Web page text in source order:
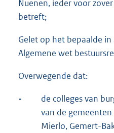
Nuenen, ieder voor
betreft;
Gelet op het bepaalde
Algemene wet
Overwegende dat:
-
de colleges van
van de
Mierlo, Gemert-